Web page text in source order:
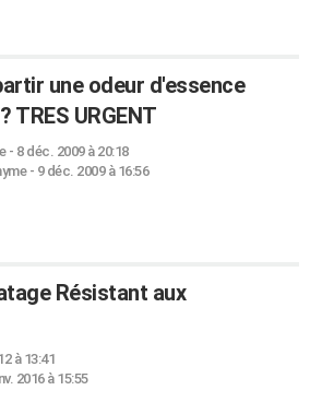
une odeur d'essence
TRES URGENT
- 8 déc. 2009 à 20:18
- 9 déc. 2009 à 16:56
Résistant aux
à 13:41
2016 à 15:55